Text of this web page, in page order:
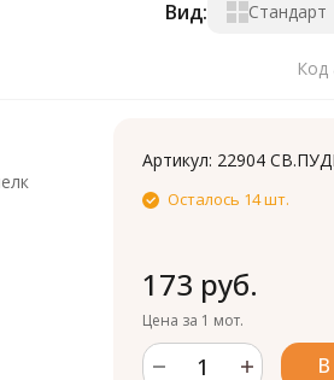
Вид: Стандарт
Код
Артикул: 22904
Осталось 14 шт.
173 руб.
Цена за 1 мот.